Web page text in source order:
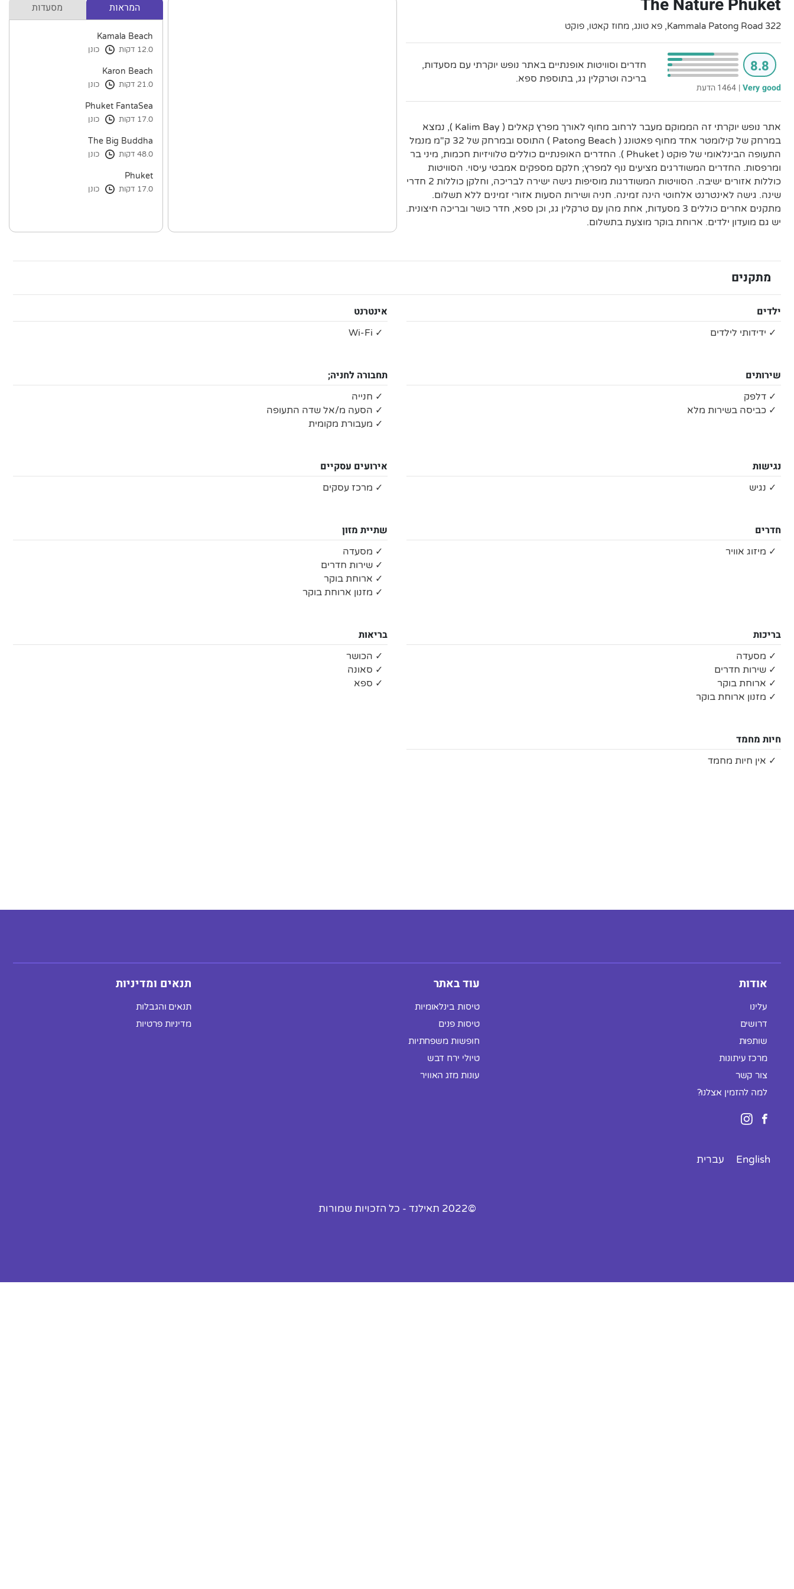
The Nature Phuket
322 Kammala Patong Road, פא טונג, מחוז קאטו, פוקט
8.8
Very good
| 1464 הדעת
חדרים וסוויטות אופנתיים באתר נופש יוקרתי עם מסעדות,
בריכה וטרקלין גג, בתוספת ספא.
אתר נופש יוקרתי זה הממוקם מעבר לרחוב מחוף לאורך מפרץ קאלים ( Kalim Bay ), נמצא
במרחק של קילומטר אחד מחוף פאטונג ( Patong Beach ) התוסס ובמרחק של 32 ק"מ מנמל
התעופה הבינלאומי של פוקט ( Phuket ). החדרים האופנתיים כוללים טלוויזיות חכמות, מיני בר
ומרפסות. החדרים המשודרגים מציעים נוף למפרץ; חלקם מספקים אמבטי עיסוי. הסוויטות
כוללות אזורים ישיבה. הסוויטות המשודרגות מוסיפות גישה ישירה לבריכה, וחלקן כוללות 2 חדרי
שינה. גישה לאינטרנט אלחוטי הינה זמינה. חניה ושירות הסעות אזורי זמינים ללא תשלום.
מתקנים אחרים כוללים 3 מסעדות, אחת מהן עם טרקלין גג, וכן ספא, חדר כושר ובריכה חיצונית.
יש גם מועדון ילדים. ארוחת בוקר מוצעת בתשלום.
המראות מסעדות
Kamala Beach
12.0 דקות כונן
Karon Beach
21.0 דקות כונן
Phuket FantaSea
17.0 דקות כונן
The Big Buddha
48.0 דקות כונן
Phuket
17.0 דקות כונן
מתקנים
ילדים
✓ ידידותי לילדים
אינטרנט
✓ Wi-Fi
שירותים
✓ דלפק
✓ כביסה בשירות מלא
תחבורה לחניה;
✓ חנייה
✓ הסעה מ/אל שדה התעופה
✓ מעבורת מקומית
נגישות
✓ נגיש
אירועים עסקיים
✓ מרכז עסקים
חדרים
✓ מיזוג אוויר
שתיית מזון
✓ מסעדה
✓ שירות חדרים
✓ ארוחת בוקר
✓ מזנון ארוחת בוקר
בריכות
✓ מסעדה
✓ שירות חדרים
✓ ארוחת בוקר
✓ מזנון ארוחת בוקר
בריאות
✓ הכושר
✓ סאונה
✓ ספא
חיות מחמד
✓ אין חיות מחמד
אודות
עלינו
דרושים
שותפות
מרכז עיתונות
צור קשר
למה להזמין אצלנו?
עוד באתר
טיסות בינלאומיות
טיסות פנים
חופשות משפחתיות
טיולי ירח דבש
עונות מזג האוויר
תנאים ומדיניות
תנאים והגבלות
מדיניות פרטיות
English עברית
©2022 תאילנד - כל הזכויות שמורות